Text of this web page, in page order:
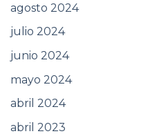
agosto 2024
julio 2024
junio 2024
mayo 2024
abril 2024
abril 2023